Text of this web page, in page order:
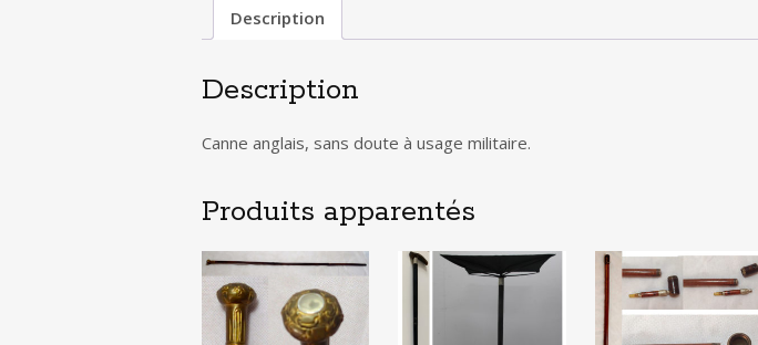
Description
Description
Canne anglais, sans doute à usage militaire.
Produits apparentés